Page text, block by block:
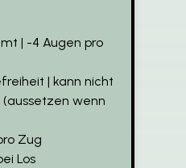
| -4 Augen pro
| kann nicht
wenn
Zug
Los